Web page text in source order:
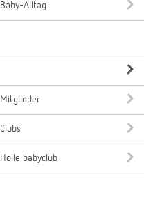
Baby-Alltag
Mitglieder
Clubs
Holle babyclub